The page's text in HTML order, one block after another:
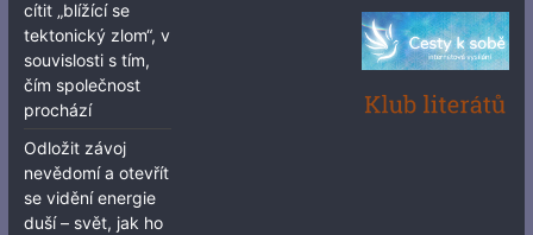
cítit „blížící se
tektonický zlom“, v
souvislosti s tím,
čím společnost
prochází
Odložit závoj
nevědomí a otevřít
se vidění energie
duší – svět, jak ho